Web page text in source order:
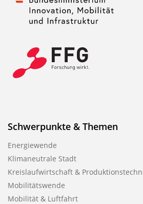
Schwerpunkte & Themen
Energiewende
Klimaneutrale Stadt
Kreislaufwirtschaft &
Mobilitätswende
Mobilität & Luftfahrt